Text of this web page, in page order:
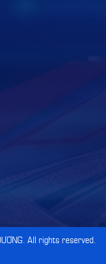
. All rights reserved.